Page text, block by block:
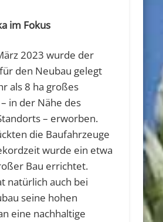
im Fokus
2023 wurde der
den Neubau gelegt
als 8 ha großes
in der Nähe des
– erworben.
die Baufahrzeuge
wurde ein etwa
Bau errichtet.
natürlich auch bei
seine hohen
eine nachhaltige